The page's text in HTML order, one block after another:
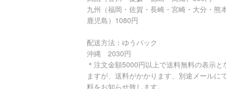
九州（福岡・佐賀・長崎・宮崎・大分・熊
鹿児島）1080円
配送方法：ゆうパック
沖縄 2030円
＊注文金額5000円以上で送料無料の表示と
ますが、送料がかかります、別途メールに
料をお知らせ致します。